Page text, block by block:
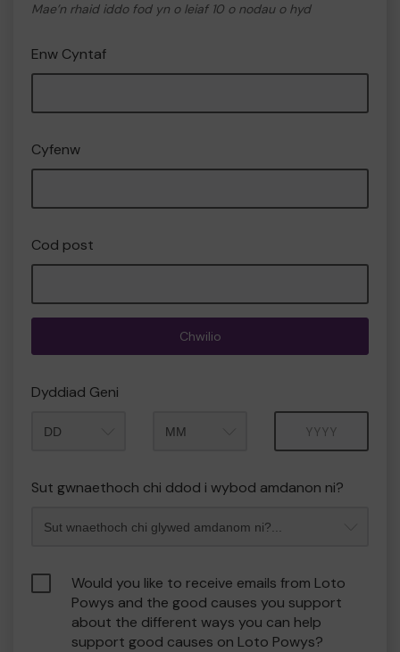
Mae’n rhaid iddo fod yn o leiaf 10 o nodau o hyd
Enw Cyntaf
Cyfenw
Cod post
Chwilio
Dyddiad Geni
Sut gwnaethoch chi ddod i wybod amdanon ni?
Would you like to receive emails from Loto
Powys and the good causes you support
about the different ways you can help
support good causes on Loto Powys?